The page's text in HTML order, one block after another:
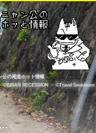
公の尾道ホット情報
©BISAN SECESSION
・©Travel Secession